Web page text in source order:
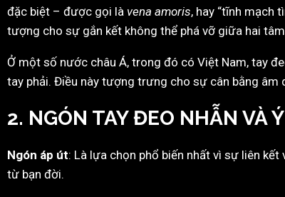
đặc biệt – được gọi là vena amoris, hay “tĩnh mạch
tượng cho sự gắn kết không thể phá vỡ giữa hai
Ở một số nước châu Á, trong đó có Việt Nam, tay
tay phải. Điều này tượng trưng cho sự cân bằng
2. NGÓN TAY ĐEO NHẪN VÀ
Ngón áp út: Là lựa chọn phổ biến nhất vì sự liên
từ bạn đời.